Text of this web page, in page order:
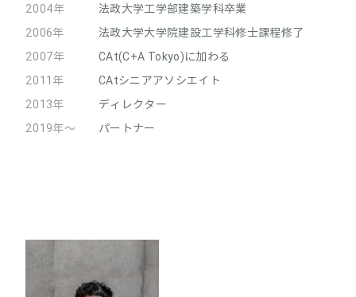
2004年
法政大学工学部建築学科卒業
2006年
法政大学大学院建設工学科修士課程修了
2007年
CAt(C+A Tokyo)に加わる
2011年
CAtシニアアソシエイト
2013年
ディレクター
2019年～
パートナー